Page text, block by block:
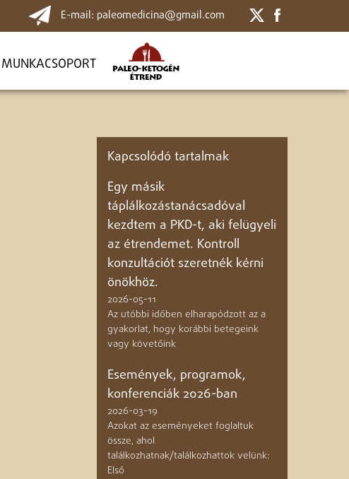
E-mail: paleomedicina@gmail.com
Kapcsolódó tartalmak
Egy másik
táplálkozástanácsadóval
kezdtem a PKD-t, aki felügyeli
az étrendemet. Kontroll
konzultációt szeretnék kérni
önökhöz.
2026-05-11
Az utóbbi időben elharapódzott az a
gyakorlat, hogy korábbi betegeink
vagy követőink
Események, programok,
konferenciák 2026-ban
2026-03-19
Azokat az eseményeket foglaltuk
össze, ahol
találkozhatnak/találkozhattok velünk:
Első